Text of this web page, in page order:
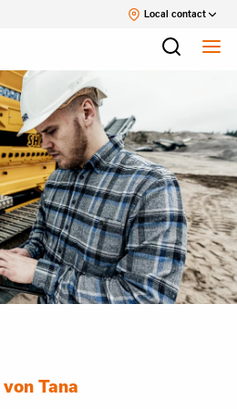
Local contact
Tana